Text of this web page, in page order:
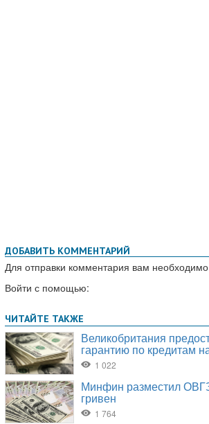
ДОБАВИТЬ КОММЕНТАРИЙ
Для отправки комментария вам необходимо
Войти с помощью: